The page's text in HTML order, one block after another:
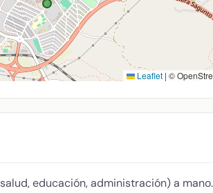
Leaflet | ©
educación, administración) a mano.